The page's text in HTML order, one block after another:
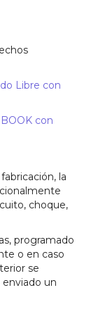
Libre con
con
la
choque,
programado
o en caso
se
un